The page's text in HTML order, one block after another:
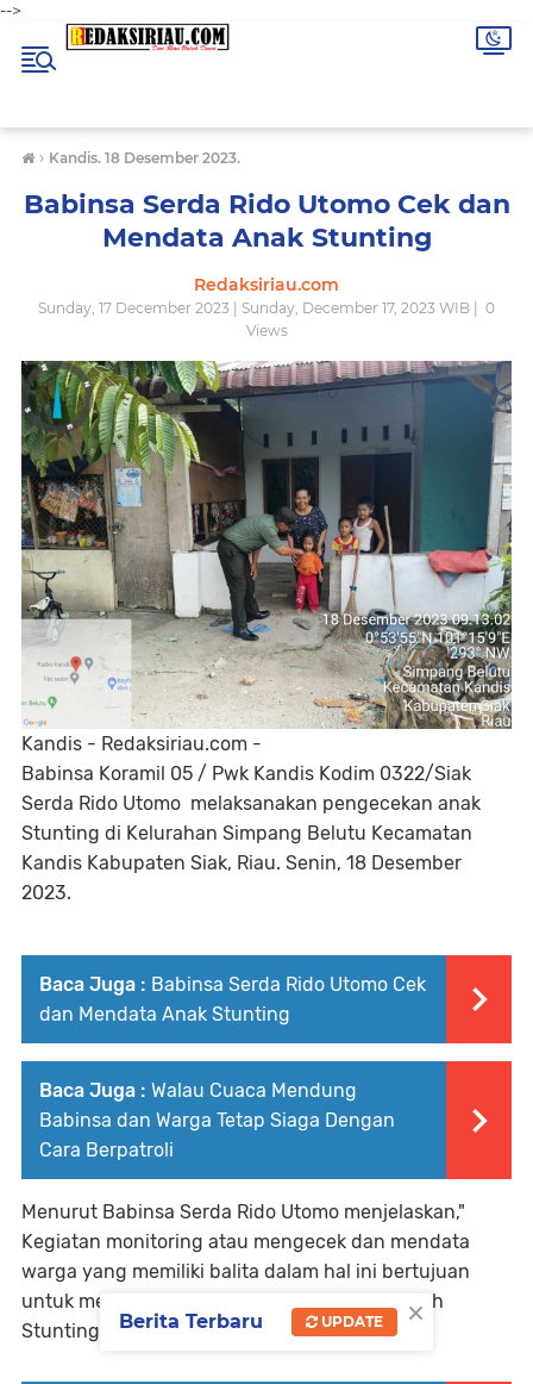
-->
› Kandis. 18 Desember 2023.
Babinsa Serda Rido Utomo Cek dan
Mendata Anak Stunting
Redaksiriau.com
Sunday, 17 December 2023 | Sunday, December 17, 2023 WIB |
0
Views
Kandis - Redaksiriau.com -
Babinsa Koramil 05 / Pwk Kandis Kodim 0322/Siak
Serda Rido Utomo melaksanakan pengecekan anak
Stunting di Kelurahan Simpang Belutu Kecamatan
Kandis Kabupaten Siak, Riau. Senin, 18 Desember
2023.
Baca Juga : Babinsa Serda Rido Utomo Cek
dan Mendata Anak Stunting
Baca Juga : Walau Cuaca Mendung
Babinsa dan Warga Tetap Siaga Dengan
Cara Berpatroli
Menurut Babinsa Serda Rido Utomo menjelaskan,"
Kegiatan monitoring atau mengecek dan mendata
warga yang memiliki balita dalam hal ini bertujuan
untuk membantu Pemerintah dalam mencegah
Stunting.
×
Berita Terbaru UPDATE